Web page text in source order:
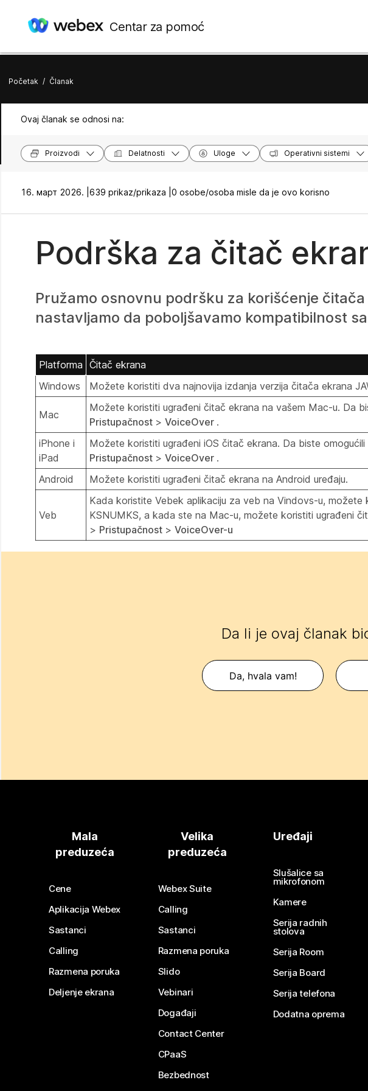
Centar za pomoć
Početak / Članak
Ovaj članak se odnosi na:
Proizvodi Delatnosti Uloge Operativni sistemi
16. март 2026. | 639 prikaz/prikaza | 0 osobe/osoba misle da je ovo korisno
Podrška za čitač
Pružamo osnovnu podršku za korišćenje
nastavljamo da poboljšavamo kompatibilnost
Platforma Čitač ekrana
Windows
Možete koristiti dva najnovija izdanja verzija čitača ekrana
Mac
Možete koristiti ugrađeni čitač ekrana na vašem Mac-u. Da
Pristupačnost > VoiceOver .
iPhone i
iPad
Možete koristiti ugrađeni iOS čitač ekrana. Da biste
Pristupačnost > VoiceOver .
Android
Možete koristiti ugrađeni čitač ekrana na Android uređaju.
Veb
Kada koristite Vebek aplikaciju za veb na Vindovs-u, možete
KSNUMKS, a kada ste na Mac-u, možete koristiti ugrađeni
> Pristupačnost > VoiceOver-u
Da li je ovaj članak
Da, hvala vam!
Mala
preduzeća
Cene
Aplikacija Webex
Sastanci
Calling
Razmena poruka
Deljenje ekrana
Velika
preduzeća
Webex Suite
Calling
Sastanci
Razmena poruka
Slido
Vebinari
Događaji
Contact Center
CPaaS
Bezbednost
Uređaji
Slušalice sa
mikrofonom
Kamere
Serija radnih
stolova
Serija Room
Serija Board
Serija telefona
Dodatna oprema